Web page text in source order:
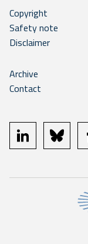
Copyright
Safety note
Disclaimer
Archive
Contact
linkedin bluesky